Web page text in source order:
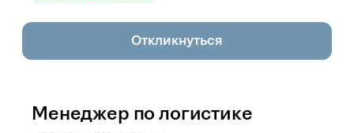
Откликнуться
Менеджер по логистике